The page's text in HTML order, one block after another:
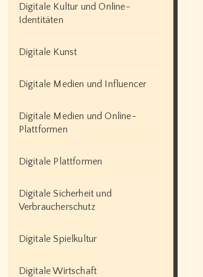
Digitale Kultur und Online-
Identitäten
Digitale Kunst
Digitale Medien und Influencer
Digitale Medien und Online-
Plattformen
Digitale Plattformen
Digitale Sicherheit und
Verbraucherschutz
Digitale Spielkultur
Digitale Wirtschaft